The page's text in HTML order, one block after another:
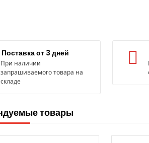
Поставка от 3 дней
При наличии
запрашиваемого товара на
складе
товары